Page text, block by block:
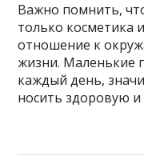
Важно помнить,
только косметика
отношение к
жизни. Маленькие
каждый день,
носить здоровую